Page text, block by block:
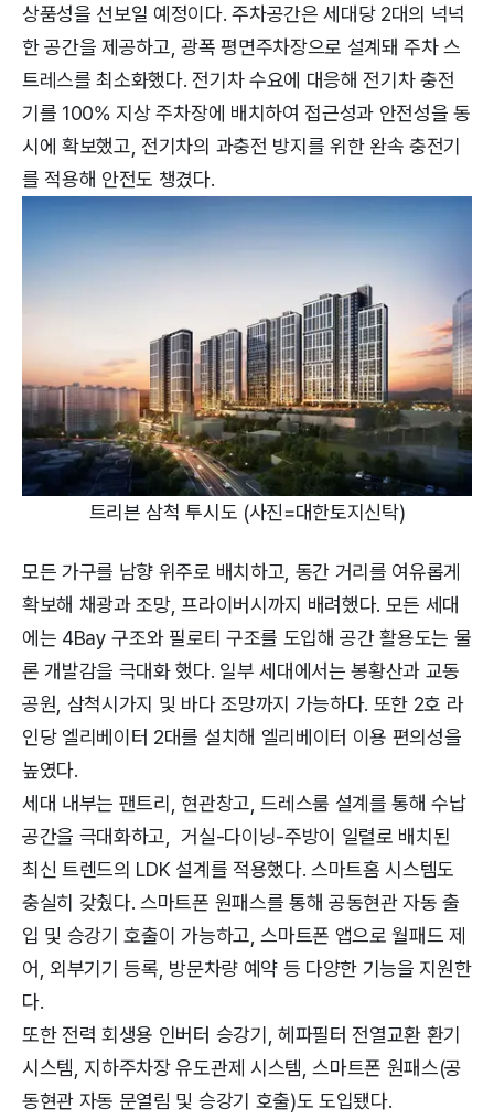
상품성을 선보일 예정이다. 주차공간은 세대당 2대의 넉넉
한 공간을 제공하고, 광폭 평면주차장으로 설계돼 주차 스
트레스를 최소화했다. 전기차 수요에 대응해 전기차 충전
기를 100% 지상 주차장에 배치하여 접근성과 안전성을 동
시에 확보했고, 전기차의 과충전 방지를 위한 완속 충전기
를 적용해 안전도 챙겼다.
트리븐 삼척 투시도 (사진=대한토지신탁)
모든 가구를 남향 위주로 배치하고, 동간 거리를 여유롭게
확보해 채광과 조망, 프라이버시까지 배려했다. 모든 세대
에는 4Bay 구조와 필로티 구조를 도입해 공간 활용도는 물
론 개발감을 극대화 했다. 일부 세대에서는 봉황산과 교동
공원, 삼척시가지 및 바다 조망까지 가능하다. 또한 2호 라
인당 엘리베이터 2대를 설치해 엘리베이터 이용 편의성을
높였다.
세대 내부는 팬트리, 현관창고, 드레스룸 설계를 통해 수납
공간을 극대화하고, 거실-다이닝-주방이 일렬로 배치된
최신 트렌드의 LDK 설계를 적용했다. 스마트홈 시스템도
충실히 갖췄다. 스마트폰 원패스를 통해 공동현관 자동 출
입 및 승강기 호출이 가능하고, 스마트폰 앱으로 월패드 제
어, 외부기기 등록, 방문차량 예약 등 다양한 기능을 지원한
다.
또한 전력 회생용 인버터 승강기, 헤파필터 전열교환 환기
시스템, 지하주차장 유도관제 시스템, 스마트폰 원패스(공
동현관 자동 문열림 및 승강기 호출)도 도입됐다.